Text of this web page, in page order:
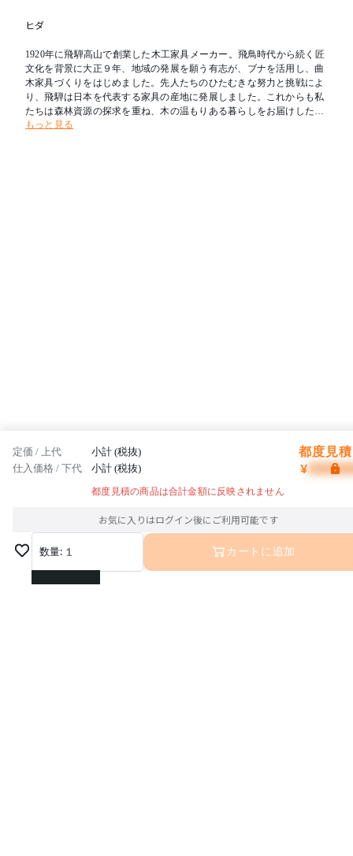
ヒダ
1920年に飛騨高山で創業した木工家具メーカー。飛鳥時代から続く匠
文化を背景に大正９年、地域の発展を願う有志が、ブナを活用し、曲
木家具づくりをはじめました。先人たちのひたむきな努力と挑戦によ
り、飛騨は日本を代表する家具の産地に発展しました。これからも私
たちは森林資源の探求を重ね、木の温もりある暮らしをお届けしたい
と考えます。新たな創造を可能とし、その魅力を求めて人々が集う場
もっと見る
定価 / 上代 小計 (税抜) 都度見
仕入価格 / 下代 小計 (税抜) ¥
都度見積の商品は合計金額に反映されません
お気に入りはログイン後にご利用可能です
数量: 1
1
カートに追加